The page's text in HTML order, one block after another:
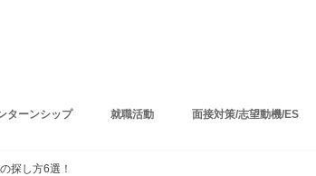
ターンシップ 就職活動 面接対策/志望動機/ES
探し方6選！